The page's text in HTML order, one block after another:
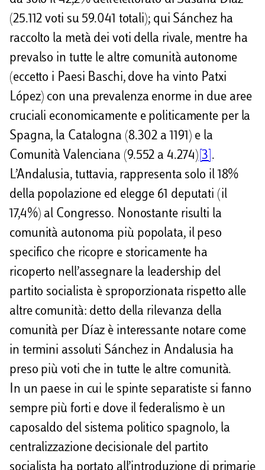
(25.112 voti su 59.041 totali); qui Sánchez ha
raccolto la metà dei voti della rivale, mentre ha
prevalso in tutte le altre comunità autonome
(eccetto i Paesi Baschi, dove ha vinto Patxi
López) con una prevalenza enorme in due aree
cruciali economicamente e politicamente per la
Spagna, la Catalogna (8.302 a 1191) e la
Comunità Valenciana (9.552 a 4.274) [3] .
L’Andalusia, tuttavia, rappresenta solo il 18%
della popolazione ed elegge 61 deputati (il
17,4%) al Congresso. Nonostante risulti la
comunità autonoma più popolata, il peso
specifico che ricopre e storicamente ha
ricoperto nell’assegnare la leadership del
partito socialista è sproporzionata rispetto alle
altre comunità: detto della rilevanza della
comunità per Díaz è interessante notare come
in termini assoluti Sánchez in Andalusia ha
preso più voti che in tutte le altre comunità.
In un paese in cui le spinte separatiste si fanno
sempre più forti e dove il federalismo è un
caposaldo del sistema politico spagnolo, la
centralizzazione decisionale del partito